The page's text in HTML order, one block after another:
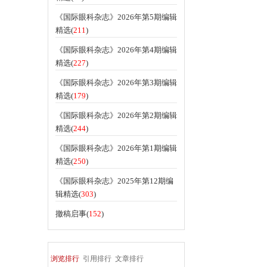
《国际眼科杂志》2026年第5期编辑
精选(211)
《国际眼科杂志》2026年第4期编辑
精选(227)
《国际眼科杂志》2026年第3期编辑
精选(179)
《国际眼科杂志》2026年第2期编辑
精选(244)
《国际眼科杂志》2026年第1期编辑
精选(250)
《国际眼科杂志》2025年第12期编
辑精选(303)
撤稿启事(152)
浏览排行 引用排行 文章排行